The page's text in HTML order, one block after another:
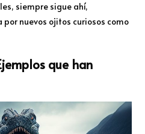
siempre sigue ahí,
nuevos ojitos curiosos como
que han